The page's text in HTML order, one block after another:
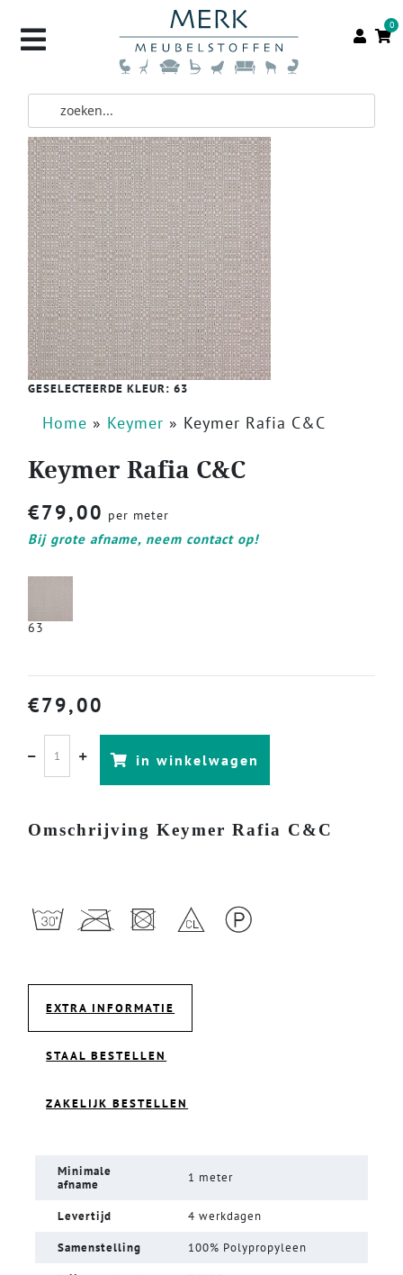
0
GESELECTEERDE KLEUR: 63
Home » Keymer » Keymer Rafia C&C
Keymer Rafia C&C
€79,00 per meter
Bij grote afname, neem contact op!
63
€79,00
in winkelwagen
Omschrijving Keymer Rafia C&C
EXTRA INFORMATIE
STAAL BESTELLEN
ZAKELIJK BESTELLEN
Minimale
afname
1 meter
Levertijd 4 werkdagen
Samenstelling 100% Polypropyleen